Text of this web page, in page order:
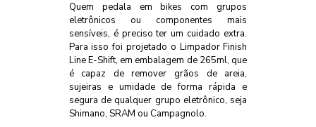
Quem pedala em bikes com grupos
eletrônicos ou componentes mais
sensíveis, é preciso ter um cuidado extra.
Para isso foi projetado o Limpador Finish
Line E-Shift, em embalagem de 265ml, que
é capaz de remover grãos de areia,
sujeiras e umidade de forma rápida e
segura de qualquer grupo eletrônico, seja
Shimano, SRAM ou Campagnolo.